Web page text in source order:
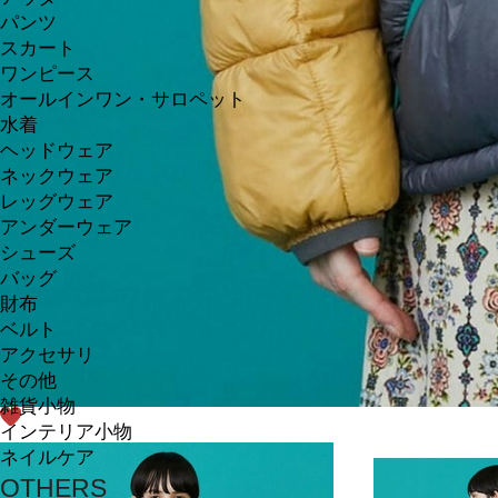
パンツ
スカート
ワンピース
オールインワン・サロペット
水着
ヘッドウェア
ネックウェア
レッグウェア
アンダーウェア
シューズ
バッグ
財布
ベルト
アクセサリ
その他
雑貨小物
インテリア小物
ネイルケア
OTHERS